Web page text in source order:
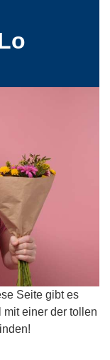
Seite gibt es
mit einer der tollen